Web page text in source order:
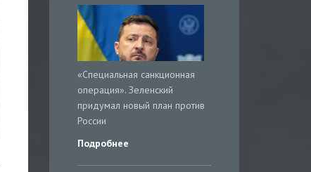
«Специальная санкционная
операция». Зеленский
придумал новый план против
России
Подробнее